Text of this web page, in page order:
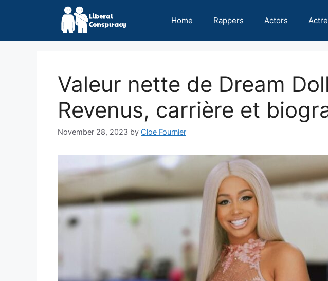
Home Rappers Actors
Valeur nette de Dream
Revenus, carrière et
November 28, 2023 by Cloe Fournier